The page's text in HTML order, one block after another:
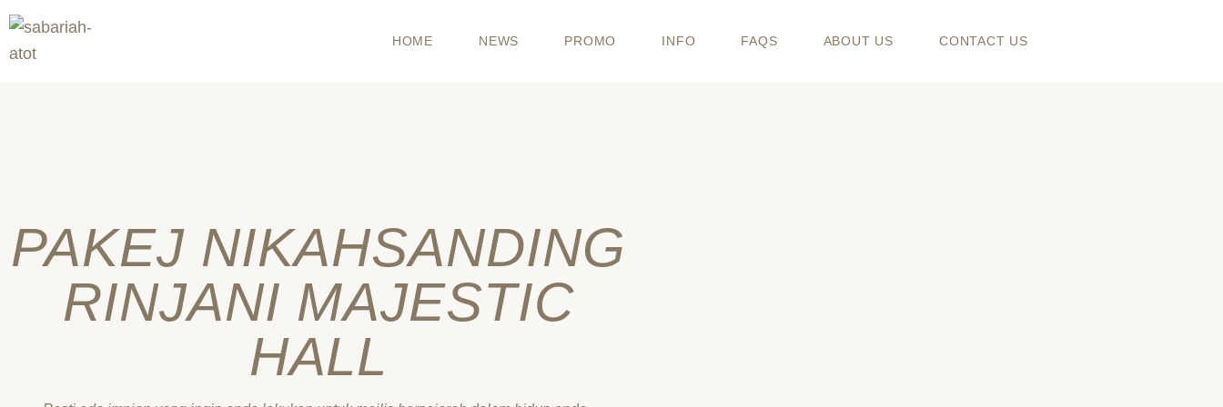
Skip
content
HOME NEWS PROMO INFO FAQS ABOUT US CONTACT US
PAKEJ NIKAHSANDING
RINJANI MAJESTIC
HALL